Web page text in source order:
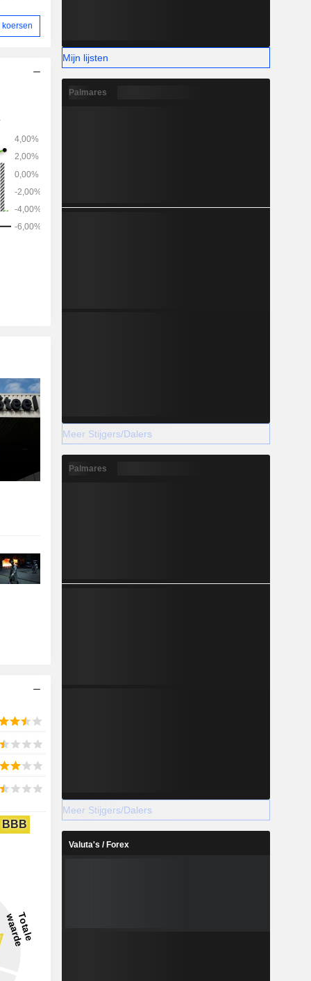
koersen
BBB
Mijn lijsten
Palmares
Meer Stijgers/Dalers
Palmares
Meer Stijgers/Dalers
Valuta's / Forex